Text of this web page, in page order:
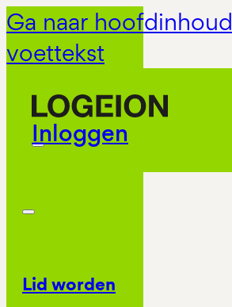
Ga naar hoofdinhoud
voettekst
Inloggen
Lid worden